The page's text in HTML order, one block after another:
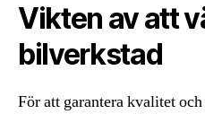
Vikten av att
bilverkstad
För att garantera kvalitet